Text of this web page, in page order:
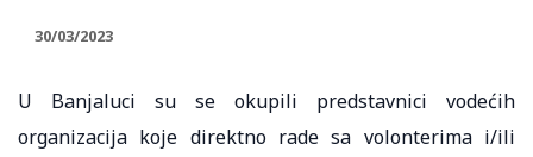
30/03/2023
U Banjaluci su se okupili predstavnici vodećih
organizacija koje direktno rade sa volonterima i/ili